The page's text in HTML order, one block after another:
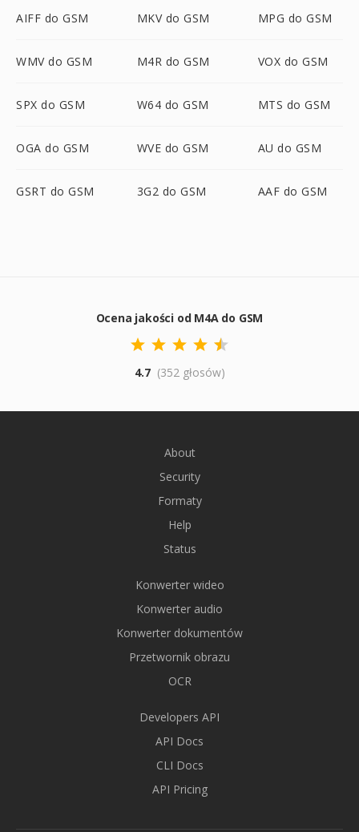
AIFF do GSM MKV do GSM MPG do GSM
WMV do GSM M4R do GSM VOX do GSM
SPX do GSM W64 do GSM MTS do GSM
OGA do GSM WVE do GSM AU do GSM
GSRT do GSM 3G2 do GSM AAF do GSM
Ocena jakości od M4A do GSM
4.7 (352 głosów)
About
Security
Formaty
Help
Status
Konwerter wideo
Konwerter audio
Konwerter dokumentów
Przetwornik obrazu
OCR
Developers API
API Docs
CLI Docs
API Pricing